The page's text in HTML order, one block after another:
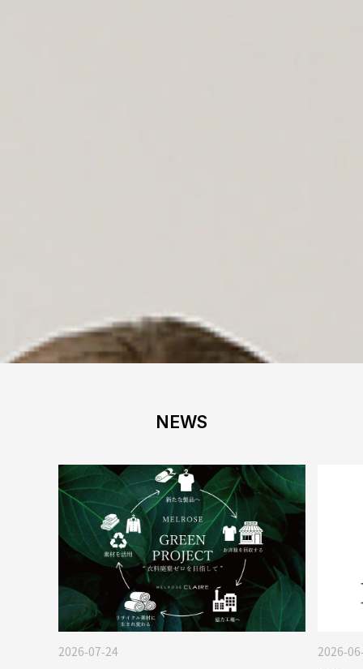
NEWS
2026-07-24
2026-